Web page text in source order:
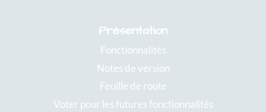
Présentation
Fonctionnalités
Notes de version
Feuille de route
Voter pour les futures fonctionnalités